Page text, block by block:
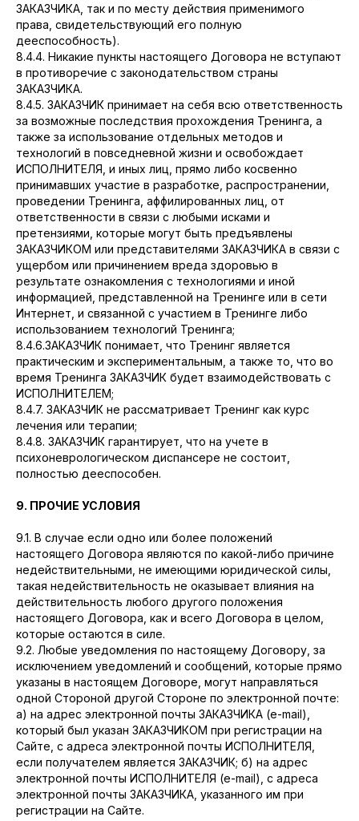
ЗАКАЗЧИКА, так и по месту действия применимого
права, свидетельствующий его полную
дееспособность).
8.4.4. Никакие пункты настоящего Договора не вступают
в противоречие с законодательством страны
ЗАКАЗЧИКА.
8.4.5. ЗАКАЗЧИК принимает на себя всю ответственность
за возможные последствия прохождения Тренинга, а
также за использование отдельных методов и
технологий в повседневной жизни и освобождает
ИСПОЛНИТЕЛЯ, и иных лиц, прямо либо косвенно
принимавших участие в разработке, распространении,
проведении Тренинга, аффилированных лиц, от
ответственности в связи с любыми исками и
претензиями, которые могут быть предъявлены
ЗАКАЗЧИКОМ или представителями ЗАКАЗЧИКА в связи с
ущербом или причинением вреда здоровью в
результате ознакомления с технологиями и иной
информацией, представленной на Тренинге или в сети
Интернет, и связанной с участием в Тренинге либо
использованием технологий Тренинга;
8.4.6.ЗАКАЗЧИК понимает, что Тренинг является
практическим и экспериментальным, а также то, что во
время Тренинга ЗАКАЗЧИК будет взаимодействовать с
ИСПОЛНИТЕЛЕМ;
8.4.7. ЗАКАЗЧИК не рассматривает Тренинг как курс
лечения или терапии;
8.4.8. ЗАКАЗЧИК гарантирует, что на учете в
психоневрологическом диспансере не состоит,
полностью дееспособен.
9. ПРОЧИЕ УСЛОВИЯ
9.1. В случае если одно или более положений
настоящего Договора являются по какой-либо причине
недействительными, не имеющими юридической силы,
такая недействительность не оказывает влияния на
действительность любого другого положения
настоящего Договора, как и всего Договора в целом,
которые остаются в силе.
9.2. Любые уведомления по настоящему Договору, за
исключением уведомлений и сообщений, которые прямо
указаны в настоящем Договоре, могут направляться
одной Стороной другой Стороне по электронной почте:
а) на адрес электронной почты ЗАКАЗЧИКА (e-mail),
который был указан ЗАКАЗЧИКОМ при регистрации на
Сайте, с адреса электронной почты ИСПОЛНИТЕЛЯ,
если получателем является ЗАКАЗЧИК; б) на адрес
электронной почты ИСПОЛНИТЕЛЯ (e-mail), с адреса
электронной почты ЗАКАЗЧИКА, указанного им при
регистрации на Сайте.